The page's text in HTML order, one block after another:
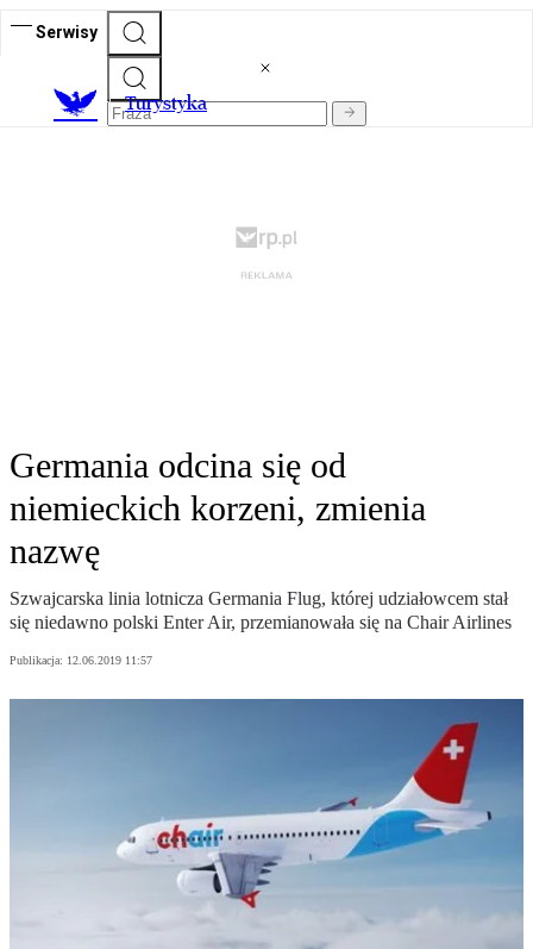
Serwisy
Turystyka
Germania odcina się od
niemieckich korzeni, zmienia
nazwę
Szwajcarska linia lotnicza Germania Flug, której udziałowcem stał
się niedawno polski Enter Air, przemianowała się na Chair Airlines
Publikacja: 12.06.2019 11:57